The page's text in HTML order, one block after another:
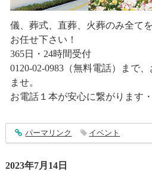
儀、葬式、直葬、火葬のみ全て
お任せ下さい！
365日・24時間受付
0120-02-0983（無料電話）まで
ませ。
お電話１本が安心に繋がります・
entry4006
パーマリンク イベント
2023年7月14日